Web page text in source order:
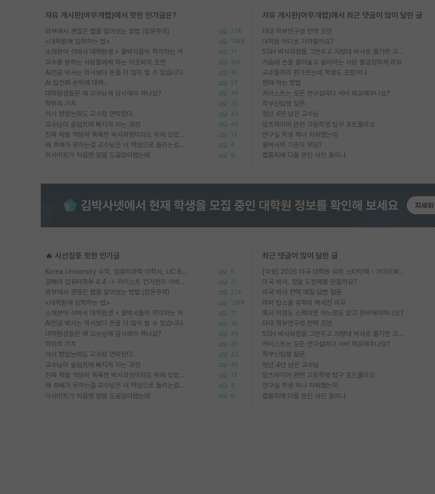
자유 게시판(아무개랩)에서 핫한 인기글은?
외부에서 괜찮은 랩을 알아보는 방법 (장문주의) 274
<대학원에 입학하는 법> 1388
소재분야 석박사 대학원생 + 물박사들이 착각하는 거 71
교수를 원하는 사람들에게 하는 아조씨의 조언 106
AI전공 박사는 의사보다 돈을 더 많이 벌 수 있습니다. 16
AI 탑컨퍼 순위에 대해.. 27
대학원생들은 왜 교수님께 감사해야 하나요? 49
학위의 가치 20
석사 받았는데도 교수랑 연락한다. 43
교수님이 슬럼프에 빠지게 되는 과정 40
진짜 제발 적당히 똑똑한 박사과정이라도 위에 있었으면.. 13
왜 후배가 못하는걸 교수님은 내 책임으로 돌리는걸까요? 4
이사이트가 처음엔 정말 도움많이됐는데 9
자유 게시판(아무개랩)에서 최근 댓글이 많이 달린 글
타대 학부연구생 컨택 조언
대학원 어디로 가야할까요?
SSH 박사과정을 그만두고 지방대 박사로 옮기면 교수의 꿈은 끝일까요?
가슴에 손을 올려놓고 싫어하는 사람 불공정하게 리뷰
교수들끼리 편가르는데 학생도 포함이냐
편애 하는 방법
카이스트는 모든 연구실마다 서버 제공해주나요?
학부신입생 질문
정년 4년 남은 교수님
알츠하이머 관련 고등학생 탐구 포트폴리오
연구실 학생 하나 자퇴했는데
물박사의 기준이 뭐임?
랩홈피에 다들 본인 사진 올리냐
🔥 시선집중 핫한 인기글
Korea University 수학, 컴퓨터과학 이학사, UC Berkeley 산업공학 대학원 공학박사가 되는 것은 쉽지 않겠죠? 6
경북대 컴퓨터학부 4.4 -> 카이스트 전기전자 석박사통합과정 합격 21
외부에서 괜찮은 랩을 알아보는 방법 (장문주의) 274
<대학원에 입학하는 법> 1388
소재분야 석박사 대학원생 + 물박사들이 착각하는 거 71
AI전공 박사는 의사보다 돈을 더 많이 벌 수 있습니다. 16
대학원생들은 왜 교수님께 감사해야 하나요? 49
학위의 가치 20
석사 받았는데도 교수랑 연락한다. 43
교수님이 슬럼프에 빠지게 되는 과정 40
진짜 제발 적당히 똑똑한 박사과정이라도 위에 있었으면.. 13
왜 후배가 못하는걸 교수님은 내 책임으로 돌리는걸까요? 4
이사이트가 처음엔 정말 도움많이됐는데 9
최근 댓글이 많이 달린 글
[무료] 2026 미국 대학원 유학 스타터팩 - 가이드북 & 합격자 컨택메일 템플릿
미국 박사, 정말 도전해볼 만할까요?
미국 박사 컨택 메일 답변 질문
미박 탑스쿨 유학이 빡세진 이유
혹시 이정도 스펙이면 어느정도 잡고 준비해야하나요?
타대 학부연구생 컨택 조언
SSH 박사과정을 그만두고 지방대 박사로 옮기면 교수의 꿈은 끝일까요?
카이스트는 모든 연구실마다 서버 제공해주나요?
학부신입생 질문
정년 4년 남은 교수님
알츠하이머 관련 고등학생 탐구 포트폴리오
연구실 학생 하나 자퇴했는데
랩홈피에 다들 본인 사진 올리냐